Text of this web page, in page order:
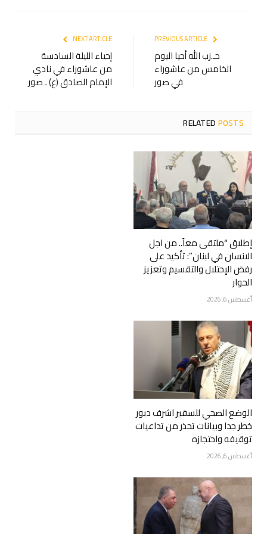
حـ.زب الله أحيا اليوم
الخامس من عاشوراء
في صور
NEXT ARTICLE
إحياء الليلة السادسة
من عاشوراء في نادي
الإمام الصادق (ع) ـ صور
RELATEDPOSTS
إطلاق “ملتقى معاً.. من اجل
الانسان في لبنان”: تأكيد على
رفض الإحتلال والتقسيم وتعزيز
الحوار
أغسطس 6, 2026
الوضع الصحي للسفير اشرف دبور
خطر جدا وبيانات تحذر من تداعيات
توقيفه واحتجازه
أغسطس 6, 2026